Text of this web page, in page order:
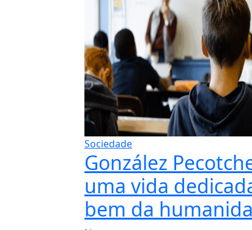
Sociedade
González
uma vida
bem da